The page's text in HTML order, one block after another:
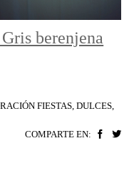
berenjena
FIESTAS DULCES
COMPARTE EN: